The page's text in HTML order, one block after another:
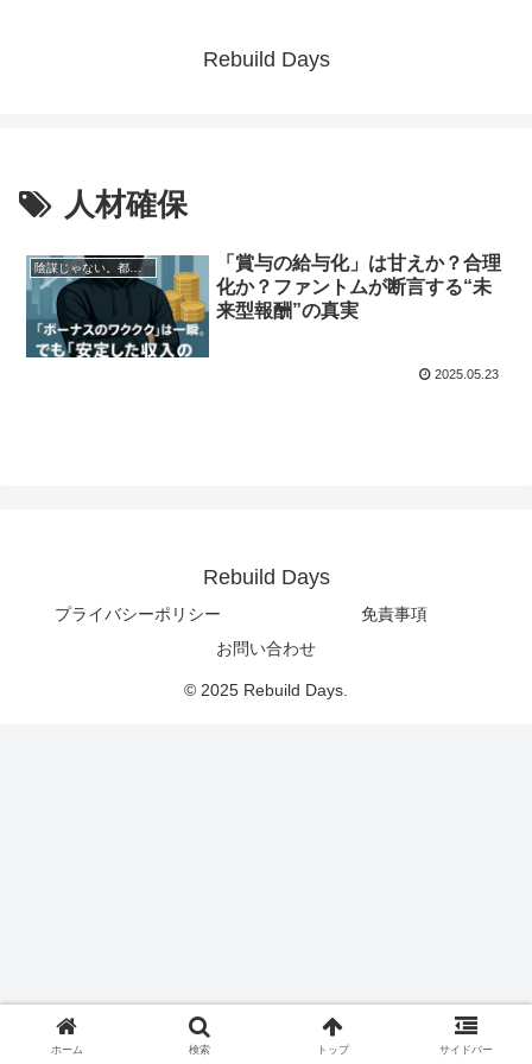
Rebuild Days
人材確保
陰謀じゃない。都市伝説でもない。ただの妄想です
「賞与の給与化」は甘えか？合理
化か？ファントムが断言する“未
来型報酬”の真実
2025.05.23
Rebuild Days
プライバシーポリシー
免責事項
お問い合わせ
© 2025 Rebuild Days.
ホーム 検索 トップ サイドバー